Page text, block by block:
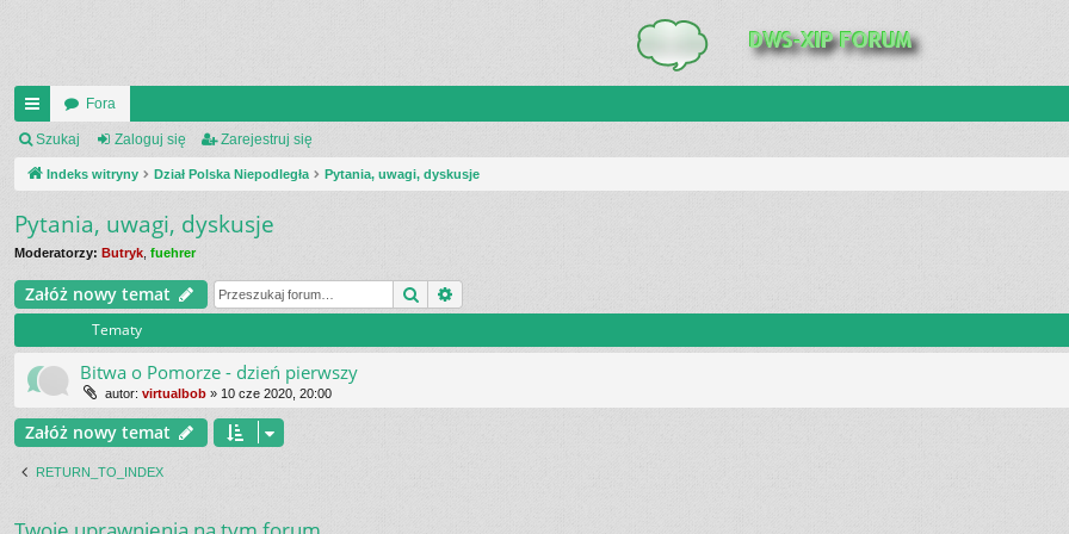
UI
C
_L
IN
K
S
Fora
Szukaj Zaloguj się Zarejestruj się
Indeks witryny Dział Polska Niepodległa Pytania, uwagi, dyskusje
Pytania, uwagi, dyskusje
Moderatorzy: Butryk fuehrer
Załóż nowy temat Szukaj
Tematy
Bitwa o Pomorze - dzień pierwszy
autor: virtualbob » 10 cze 2020, 20:00
Załóż nowy temat
RETURN_TO_INDEX